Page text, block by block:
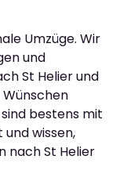
Umzüge. Wir
und
St Helier und
bestens mit
wissen,
nach St Helier